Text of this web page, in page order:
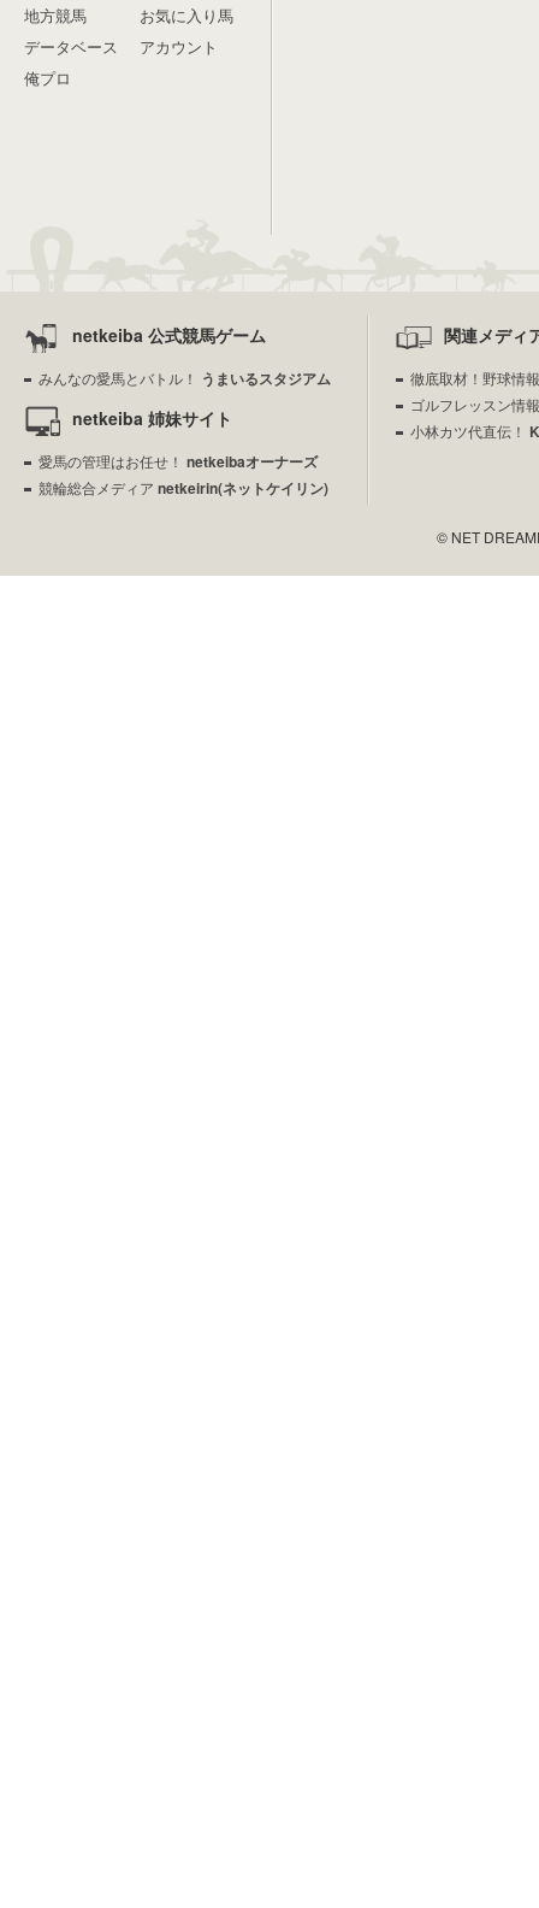
地方競馬
データベース
俺プロ
お気に入り馬
アカウント
netkeiba 公式競馬ゲーム
みんなの愛馬とバトル！ うまいるスタジアム
netkeiba 姉妹サイト
愛馬の管理はお任せ！ netkeibaオーナーズ
競輪総合メディア netkeirin(ネットケイリン)
関連メディ
徹底取材！野球情
ゴルフレッスン情
小林カツ代直伝！
© NET